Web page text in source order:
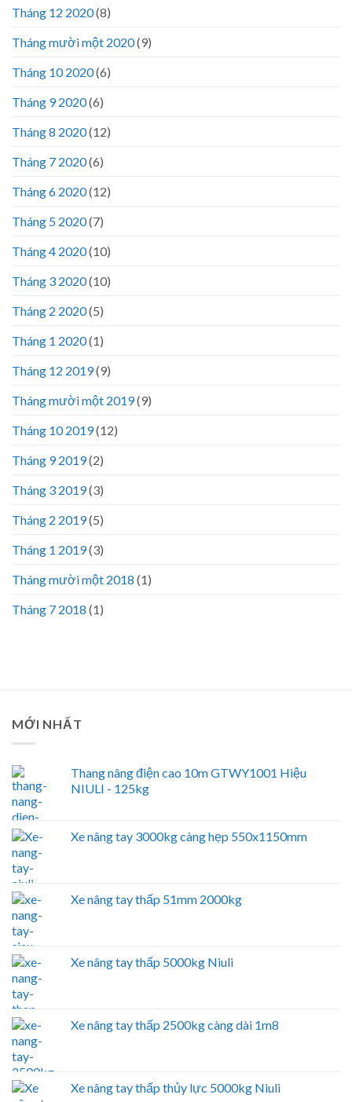
Tháng 12 2020(8)
Tháng mười một 2020(9)
Tháng 10 2020(6)
Tháng 9 2020(6)
Tháng 8 2020(12)
Tháng 7 2020(6)
Tháng 6 2020(12)
Tháng 5 2020(7)
Tháng 4 2020(10)
Tháng 3 2020(10)
Tháng 2 2020(5)
Tháng 1 2020(1)
Tháng 12 2019(9)
Tháng mười một 2019(9)
Tháng 10 2019(12)
Tháng 9 2019(2)
Tháng 3 2019(3)
Tháng 2 2019(5)
Tháng 1 2019(3)
Tháng mười một 2018 (1)
Tháng 7 2018 (1)
MỚI NHẤT
Thang nâng điện cao 10m GTWY1001 Hiệu
NIULI - 125kg
Xe nâng tay 3000kg càng hẹp 550x1150mm
Xe nâng tay thấp 51mm 2000kg
Xe nâng tay thấp 5000kg Niuli
Xe nâng tay thấp 2500kg càng dài 1m8
Xe nâng tay thấp thủy lực 5000kg Niuli